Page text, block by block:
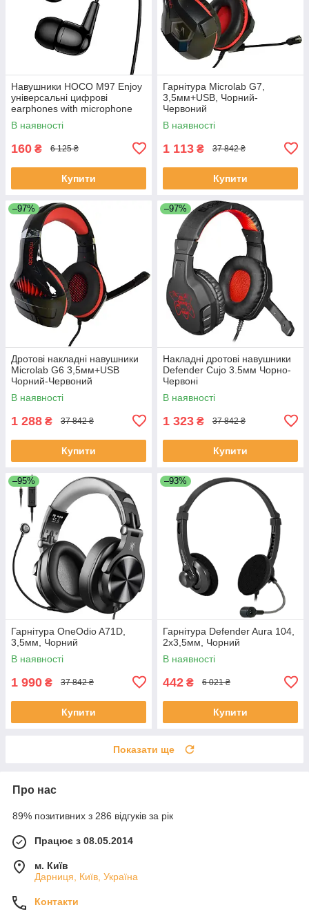
Навушники HOCO M97 Enjoy
універсальні цифрові
earphones with microphone
Type-C |1.2M, чорний
В наявності
160 ₴ 6 125 ₴
Купити
Гарнітура Microlab G7,
3,5мм+USB, Чорний-
Червоний
В наявності
1 113 ₴ 37 842 ₴
Купити
–97%
Дротові накладні навушники
Microlab G6 3,5мм+USB
Чорний-Червоний
В наявності
1 288 ₴ 37 842 ₴
Купити
–97%
Накладні дротові навушники
Defender Cujo 3.5мм Чорно-
Червоні
В наявності
1 323 ₴ 37 842 ₴
Купити
–95%
Гарнітура OneOdio A71D,
3,5мм, Чорний
В наявності
1 990 ₴ 37 842 ₴
Купити
–93%
Гарнітура Defender Aura 104,
2х3,5мм, Чорний
В наявності
442 ₴ 6 021 ₴
Купити
Показати ще
Про нас
89% позитивних з 286 відгуків за рік
Працює з 08.05.2014
м. Київ
Дарниця, Київ, Україна
Контакти